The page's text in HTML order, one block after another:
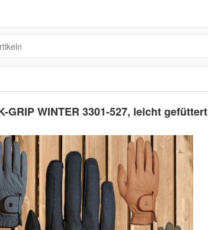
GRIP WINTER 3301-527, leicht gefüttert